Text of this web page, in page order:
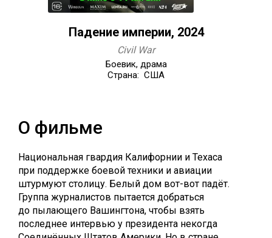
Падение империи, 2024
Civil War
Боевик, драма
Страна: США
О фильме
Национальная гвардия Калифорнии и Техаса
при поддержке боевой техники и авиации
штурмуют столицу. Белый дом вот-вот падёт.
Группа журналистов пытается добраться
до пылающего Вашингтона, чтобы взять
последнее интервью у президента некогда